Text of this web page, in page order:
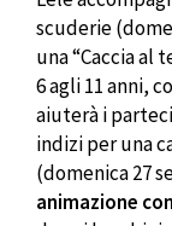
scuderie
una “Caccia al
6 agli 11 anni,
aiuterà i
indizi per una
(domenica 27
animazione